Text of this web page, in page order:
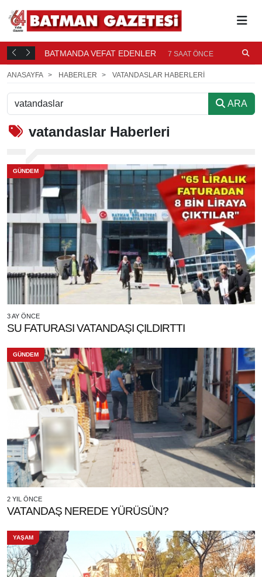
BATMANDA VEFAT EDENLER 7 SAAT ÖNCE
ANASAYFA HABERLER VATANDASLAR HABERLERI
ARA
vatandaslar Haberleri
GÜNDEM
3 AY ÖNCE
SU FATURASI VATANDAŞI ÇILDIRTTI
GÜNDEM
2 YIL ÖNCE
VATANDAŞ NEREDE YÜRÜSÜN?
YAŞAM